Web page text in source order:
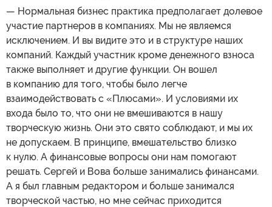
— Нормальная бизнес практика предполагает долевое
участие партнеров в компаниях. Мы не являемся
исключением. И вы видите это и в структуре наших
компаний. Каждый участник кроме денежного взноса
также выполняет и другие функции. Он вошел
в компанию для того, чтобы было легче
взаимодействовать с «Плюсами». И условиями их
входа было то, что они не вмешиваются в нашу
творческую жизнь. Они это свято соблюдают, и мы их
не допускаем. В принципе, вмешательство близко
к нулю. А финансовые вопросы они нам помогают
решать. Сергей и Вова больше занимались финансами.
А я был главным редактором и больше занимался
творческой частью, но мне сейчас приходится